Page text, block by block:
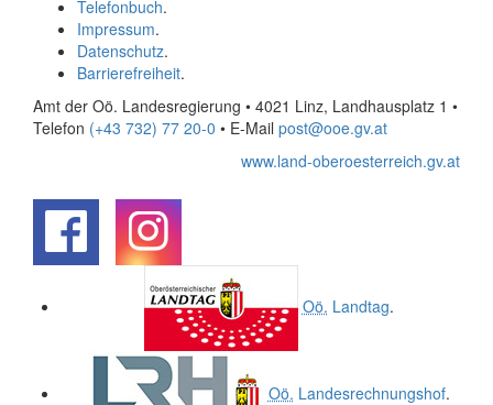
Telefonbuch.
Impressum.
Datenschutz.
Barrierefreiheit.
Amt der Oö. Landesregierung • 4021 Linz, Landhausplatz 1 •
Telefon (+43 732) 77 20-0 • E-Mail post@ooe.gv.at
www.land-oberoesterreich.gv.at
Oö. Landtag.
Oö. Landesrechnungshof.